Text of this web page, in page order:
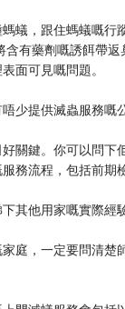
蟻，跟住螞蟻嘅行
有藥劑嘅誘餌帶
面可見嘅問題。
少提供滅蟲服務
關鍵。你可以問下
務流程，包括前
其他用家嘅實際經
庭，一定要問清